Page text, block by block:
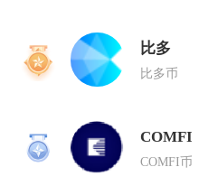
2
比多
比多币
3
COMFI
COMFI币